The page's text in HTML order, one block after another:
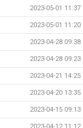
2023-05-01 11:37
2023-05-01 11:20
2023-04-28 09:38
2023-04-28 09:23
2023-04-21 14:25
2023-04-20 13:35
2023-04-15 09:13